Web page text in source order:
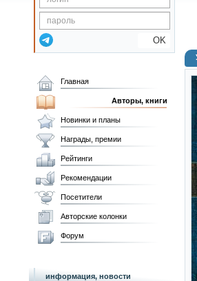
OK
Главная
Авторы, книги
Новинки и планы
Награды, премии
Рейтинги
Рекомендации
Посетители
Авторские колонки
Форум
информация, новости